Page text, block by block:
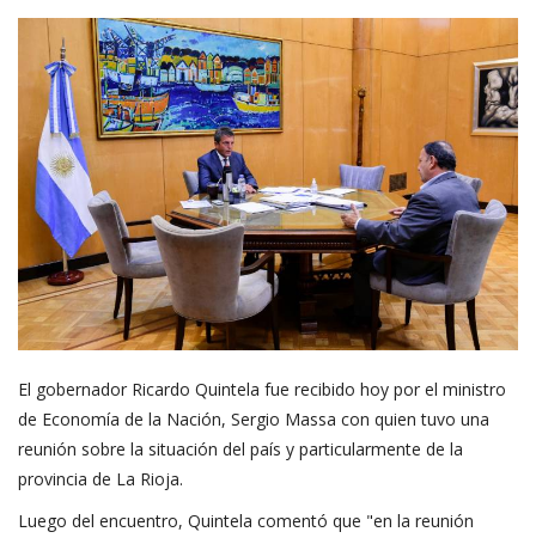
El gobernador Ricardo Quintela fue recibido hoy por el ministro
de Economía de la Nación, Sergio Massa con quien tuvo una
reunión sobre la situación del país y particularmente de la
provincia de La Rioja.
Luego del encuentro, Quintela comentó que "en la reunión